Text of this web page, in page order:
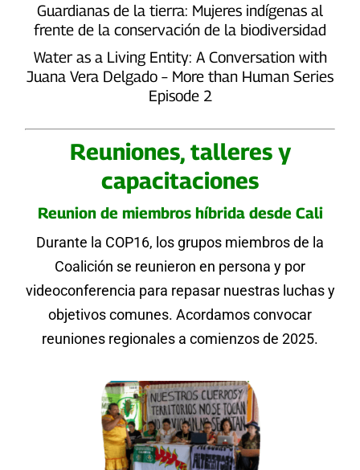
Guardianas de la tierra: Mujeres indígenas al
frente de la conservación de la biodiversidad
Water as a Living Entity: A Conversation with
Juana Vera Delgado – More than Human Series
Episode 2
Reuniones, talleres y
capacitaciones
Reunion de miembros híbrida desde Cali
Durante la COP16, los grupos miembros de la
Coalición se reunieron en persona y por
videoconferencia para repasar nuestras luchas y
objetivos comunes. Acordamos convocar
reuniones regionales a comienzos de 2025.